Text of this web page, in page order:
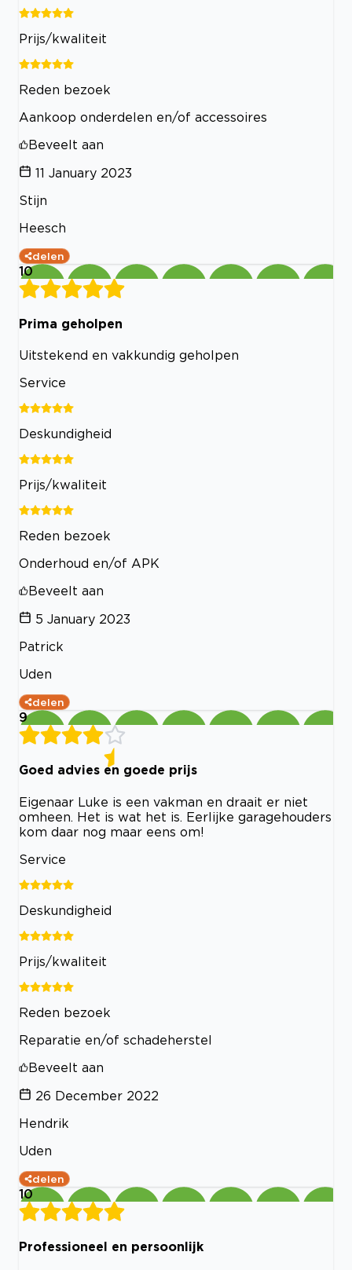
Prijs/kwaliteit
Reden bezoek
Aankoop onderdelen en/of accessoires
Beveelt aan
11 January 2023
Stijn
Heesch
delen
10
Prima geholpen
Uitstekend en vakkundig geholpen
Service
Deskundigheid
Prijs/kwaliteit
Reden bezoek
Onderhoud en/of APK
Beveelt aan
5 January 2023
Patrick
Uden
delen
9
Goed advies en goede prijs
Eigenaar Luke is een vakman en draait er niet
omheen. Het is wat het is. Eerlijke garagehouders
kom daar nog maar eens om!
Service
Deskundigheid
Prijs/kwaliteit
Reden bezoek
Reparatie en/of schadeherstel
Beveelt aan
26 December 2022
Hendrik
Uden
delen
10
Professioneel en persoonlijk